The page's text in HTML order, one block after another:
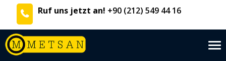
Ruf uns jetzt an! +90 (212) 549 44 16